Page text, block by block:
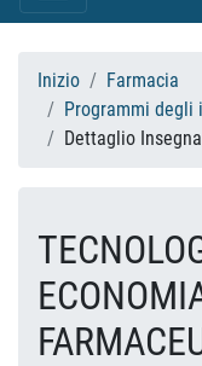
Inizio
Farmacia
Programmi degli
Dettaglio